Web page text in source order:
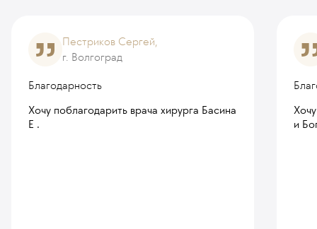
Пестриков Сергей,
г. Волгоград
Благодарность
Хочу поблагодарить врача хирурга Басина
Е .
и